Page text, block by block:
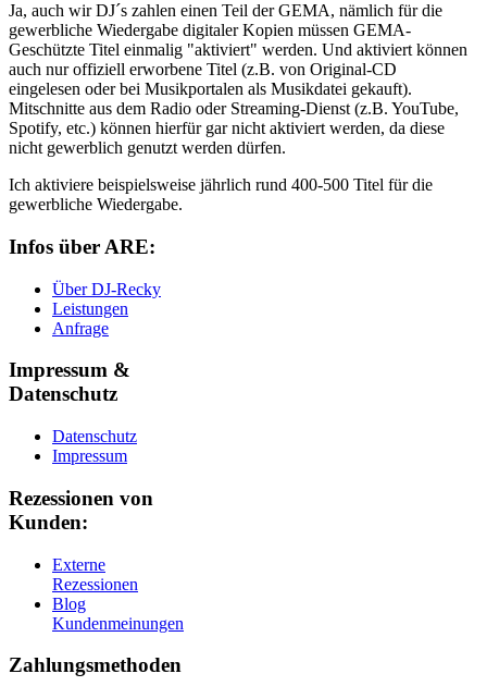
Ja, auch wir DJ´s zahlen einen Teil der GEMA, nämlich für die
gewerbliche Wiedergabe digitaler Kopien müssen GEMA-
Geschützte Titel einmalig "aktiviert" werden. Und aktiviert können
auch nur offiziell erworbene Titel (z.B. von Original-CD
eingelesen oder bei Musikportalen als Musikdatei gekauft).
Mitschnitte aus dem Radio oder Streaming-Dienst (z.B. YouTube,
Spotify, etc.) können hierfür gar nicht aktiviert werden, da diese
nicht gewerblich genutzt werden dürfen.
Ich aktiviere beispielsweise jährlich rund 400-500 Titel für die
gewerbliche Wiedergabe.
Infos über ARE:
Über DJ-Recky
Leistungen
Anfrage
Impressum &
Datenschutz
Datenschutz
Impressum
Rezessionen von
Kunden:
Externe
Rezessionen
Blog
Kundenmeinungen
Zahlungsmethoden